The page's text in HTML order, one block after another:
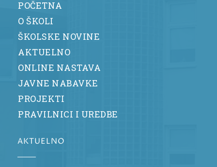
POČETNA
O ŠKOLI
ŠKOLSKE NOVINE
AKTUELNO
ONLINE NASTAVA
JAVNE NABAVKE
PROJEKTI
PRAVILNICI I UREDBE
AKTUELNO